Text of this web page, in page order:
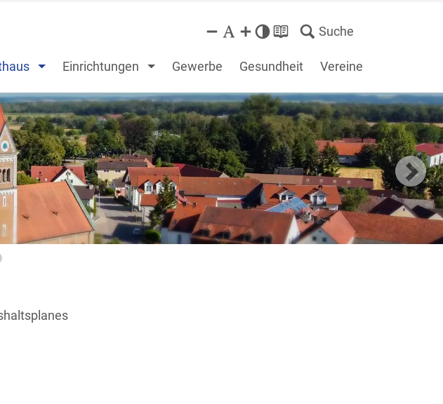
Suche
Einrichtungen Gewerbe Gesundheit Vereine